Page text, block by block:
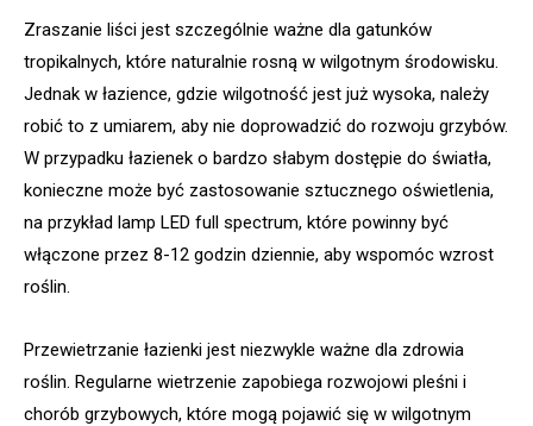
Zraszanie liści jest szczególnie ważne dla gatunków
tropikalnych, które naturalnie rosną w wilgotnym środowisku.
Jednak w łazience, gdzie wilgotność jest już wysoka, należy
robić to z umiarem, aby nie doprowadzić do rozwoju grzybów.
W przypadku łazienek o bardzo słabym dostępie do światła,
konieczne może być zastosowanie sztucznego oświetlenia,
na przykład lamp LED full spectrum, które powinny być
włączone przez 8-12 godzin dziennie, aby wspomóc wzrost
roślin.
Przewietrzanie łazienki jest niezwykle ważne dla zdrowia
roślin. Regularne wietrzenie zapobiega rozwojowi pleśni i
chorób grzybowych, które mogą pojawić się w wilgotnym